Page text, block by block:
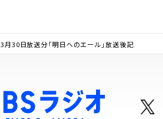
3月30日放送分「明日へのエール」放送後記